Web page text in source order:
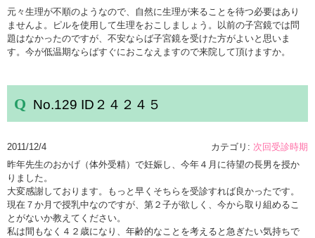
元々生理が不順のようなので、自然に生理が来ることを待つ必要はあり
ませんよ。ピルを使用して生理をおこしましょう。以前の子宮鏡では問
題はなかったのですが、不安ならば子宮鏡を受けた方がよいと思いま
す。今が低温期ならばすぐにおこなえますので来院して頂けますか。
No.129 ID２４２４５
カテゴリ: 次回受診時期
2011/12/4
昨年先生のおかげ（体外受精）で妊娠し、今年４月に待望の長男を授か
りました。
大変感謝しております。もっと早くそちらを受診すれば良かったです。
現在７か月で授乳中なのですが、第２子が欲しく、今から取り組めるこ
とがないか教えてください。
私は間もなく４２歳になり、年齢的なことを考えると急ぎたい気持ちで